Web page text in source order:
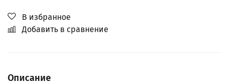
В избранное
Добавить в сравнение
Описание